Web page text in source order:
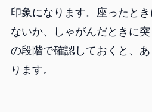
印象になります。座ったと
ないか、しゃがんだときに
の段階で確認しておくと、
ります。